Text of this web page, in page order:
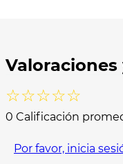
☆☆☆☆☆
0 Calificación
Por favor, inicia